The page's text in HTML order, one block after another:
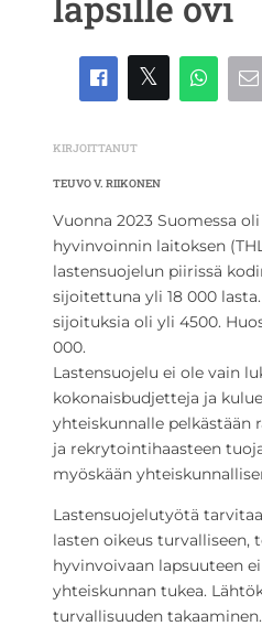
KIRJOITTANUT
TEUVO V. RIIKONEN
Vuonna 2023 Suomessa
hyvinvoinnin laitoksen
lastensuojelun piirissä
sijoitettuna yli 18 000
sijoituksia oli yli 4500.
000.
Lastensuojelu ei ole vain
kokonaisbudjetteja ja
yhteiskunnalle pelkästään
ja rekrytointihaasteen
myöskään
Lastensuojelutyötä
lasten oikeus turvalliseen,
hyvinvoivaan lapsuuteen
yhteiskunnan tukea.
turvallisuuden